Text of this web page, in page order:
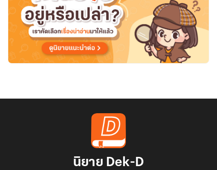
นิยาย Dek-D